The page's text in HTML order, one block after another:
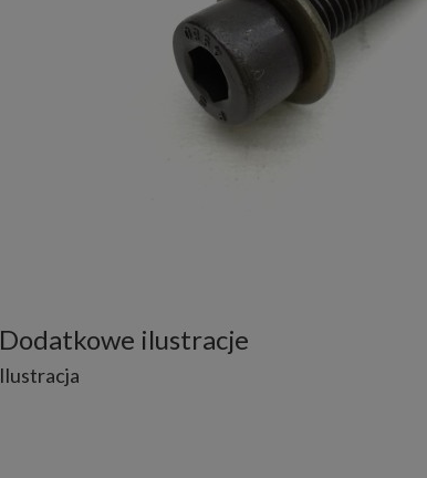
Dodatkowe ilustracje
Ilustracja